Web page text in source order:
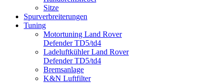
Sitze
Spurverbreiterungen
Tuning
Motortuning Land Rover
Defender TD5/td4
Ladeluftkühler Land Rover
Defender TD5/td4
Bremsanlage
K&N Luftfilter